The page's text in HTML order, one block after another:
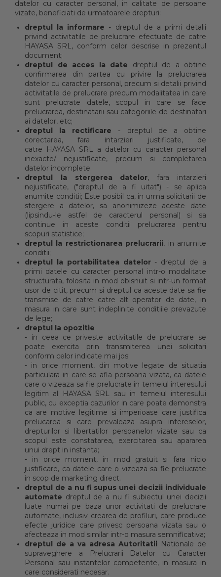
datelor cu caracter personal, in calitate de persoane
vizate, beneficiati de urmatoarele drepturi:
dreptul la informare - dreptul de a primi detalii
privind activitatile de prelucrare efectuate de catre
HAYASA SRL, conform celor descrise in prezentul
document;
dreptul de acces la date dreptul de a obtine
confirmarea din partea cu privire la prelucrarea
datelor cu caracter personal, precum si detalii privind
activitatile de prelucrare precum modalitatea in care
sunt prelucrate datele, scopul in care se face
prelucrarea, destinatarii sau categoriile de destinatari
ai datelor, etc;
dreptul la rectificare - dreptul de a obtine
corectarea, fara intarzieri justificate, de
catre HAYASA SRL a datelor cu caracter personal
inexacte/ nejustificate, precum si completarea
datelor incomplete;
dreptul la stergerea datelor, fara intarzieri
nejustificate, ("dreptul de a fi uitat") - se aplica
anumite conditii; Este posibil ca, in urma solicitarii de
stergere a datelor, sa anonimizeze aceste date
(lipsindu-le astfel de caracterul personal) si sa
continue in aceste conditii prelucrarea pentru
scopuri statistice;
dreptul la restrictionarea prelucrarii, in anumite
conditii;
dreptul la portabilitatea datelor- dreptul de a
primi datele cu caracter personal intr-o modalitate
structurata, folosita in mod obisnuit si intr-un format
usor de citit, precum si dreptul ca aceste date sa fie
transmise de catre catre alt operator de date, in
masura in care sunt indeplinite conditiile prevazute
de lege;
dreptul la opozitie
- in ceea ce priveste activitatile de prelucrare se
poate exercita prin transmiterea unei solicitari
conform celor indicate mai jos;
- in orice moment, din motive legate de situatia
particulara in care se afla persoana vizata, ca datele
care o vizeaza sa fie prelucrate in temeiul interesului
legitim al HAYASA SRL sau in temeiul interesului
public, cu exceptia cazurilor in care poate demonstra
ca are motive legitime si imperioase care justifica
prelucarea si care prevaleaza asupra intereselor,
drepturilor si libertatilor persoanelor vizate sau ca
scopul este constatarea, exercitarea sau apararea
unui drept in instanta;
- in orice moment, in mod gratuit si fara nicio
justificare, ca datele care o vizeaza sa fie prelucrate
in scop de marketing direct.
dreptul de a nu fi supus unei decizii individuale
automate dreptul de a nu fi subiectul unei decizii
luate numai pe baza unor activitati de prelucrare
automate, inclusiv crearea de profiluri, care produce
efecte juridice care privesc persoana vizata sau o
afecteaza in mod similar intr-o masura semnificativa;
dreptul de a va adresa Autoritatii Nationale de
supraveghere a Prelucrarii Datelor cu Caracter
Personal sau instantelor competente, in masura in
care considerati necesar.